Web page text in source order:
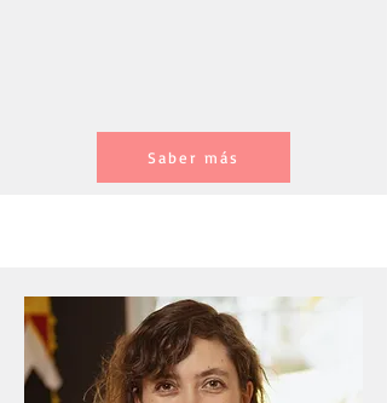
Saber más